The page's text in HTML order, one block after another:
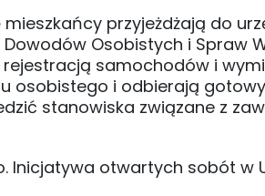
przyjeżdżają do
Osobistych i Spraw
rejestracją samochodów i
osobistego i odbierają gotowy
stanowiska związane z
otwartych sobót w